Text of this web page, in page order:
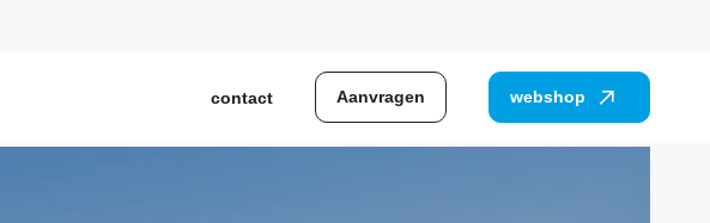
contact Aanvragen webshop